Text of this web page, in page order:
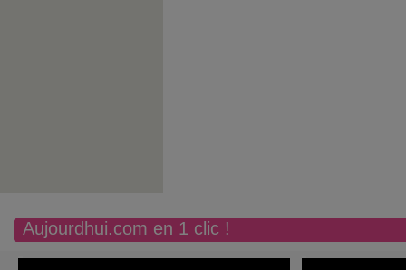
Aujourdhui.com en 1 clic !